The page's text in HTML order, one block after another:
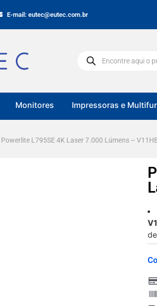
E-mail: eutec@eutec.com.br
Monitores Impressoras e
L795SE 4K Laser 7.000 Lúmens –